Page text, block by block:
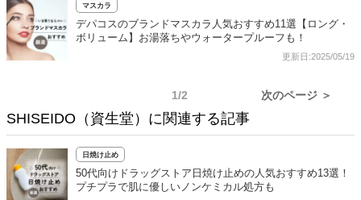
マスカラ
デパコスのブランドマスカラ人気おすすめ11選【ロング・
ボリューム】お湯落ちやウォータープルーフも！
更新日:2025/05/19
1/2 次のページ ＞
SHISEIDO（資生堂）に関連する記事
日焼け止め
50代向けドラッグストア日焼け止めの人気おすすめ13選！
プチプラで肌に優しいノンケミカル処方も